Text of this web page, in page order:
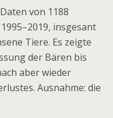
von 1188
insgesant
Tiere. Es zeigte
der Bären bis
aber wieder
Ausnahme: die